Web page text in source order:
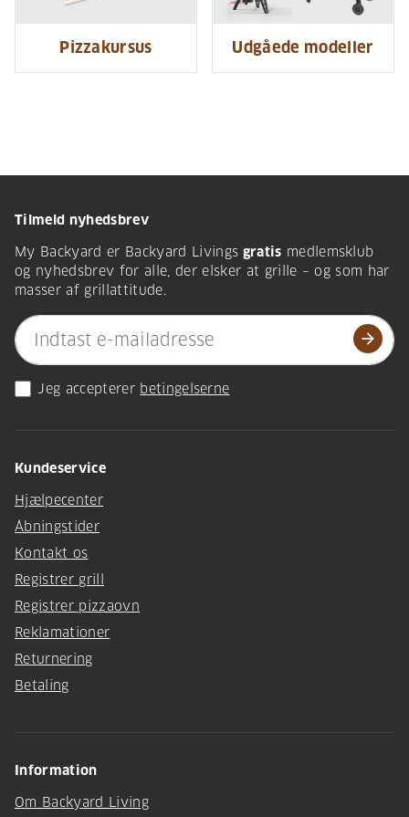
Pizzakursus Udgåede modeller
Tilmeld nyhedsbrev
My Backyard er Backyard Livings gratis medlemsklub
og nyhedsbrev for alle, der elsker at grille – og som har
masser af grillattitude.
arrow_forward
Jeg accepterer betingelserne
Kundeservice
Hjælpecenter
Åbningstider
Kontakt os
Registrer grill
Registrer pizzaovn
Reklamationer
Returnering
Betaling
Information
Om Backyard Living